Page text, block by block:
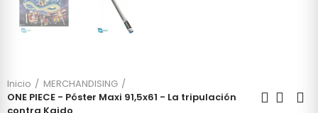
Inicio
MERCHANDISING
ONE PIECE - Póster Maxi 91,5x61 - La tripulación